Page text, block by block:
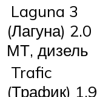
Laguna 3
(Лагуна) 2.0
МТ, дизель
Trafic
(Трафик) 1.9